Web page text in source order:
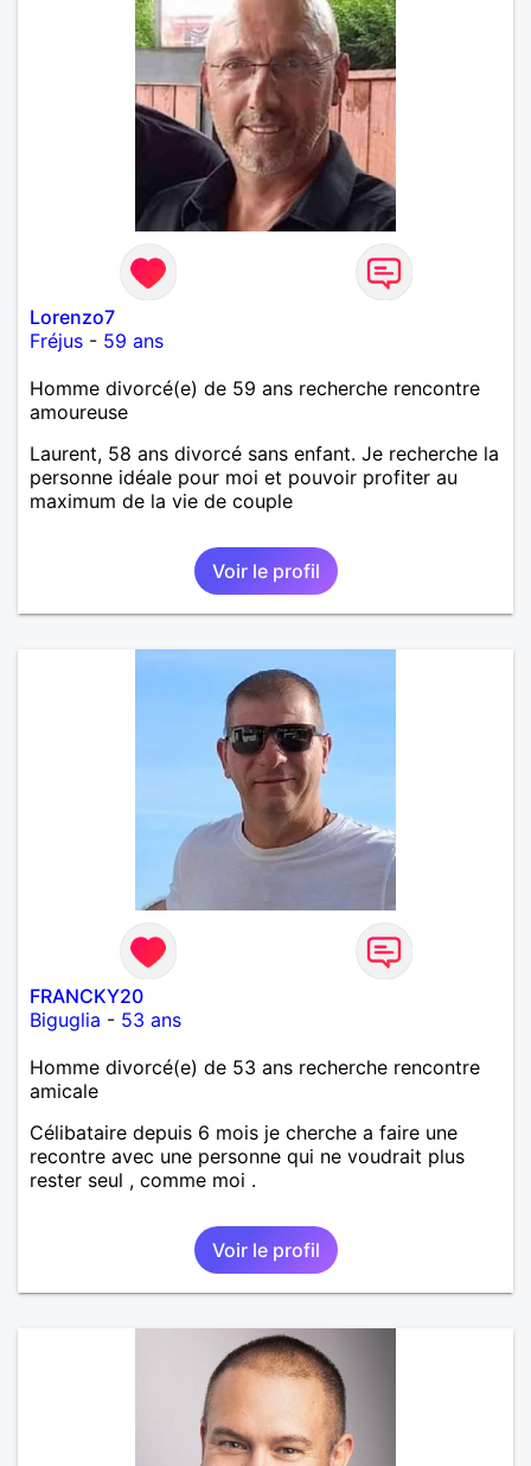
Lorenzo7
Fréjus - 59 ans
Homme divorcé(e) de 59 ans recherche rencontre
amoureuse
Laurent, 58 ans divorcé sans enfant. Je recherche la
personne idéale pour moi et pouvoir profiter au
maximum de la vie de couple
Voir le profil
FRANCKY20
Biguglia - 53 ans
Homme divorcé(e) de 53 ans recherche rencontre
amicale
Célibataire depuis 6 mois je cherche a faire une
recontre avec une personne qui ne voudrait plus
rester seul , comme moi .
Voir le profil